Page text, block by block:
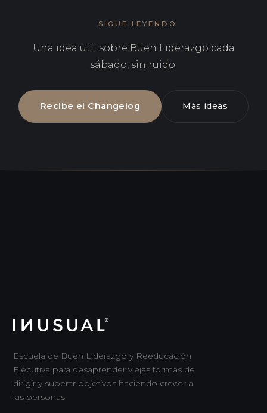
SIGUE LEYENDO
Una idea útil sobre Buen Liderazgo cada
sábado, sin ruido.
Recibe el Changelog Más ideas
Escuela de Buen Liderazgo y Reeducación
Ejecutiva para desaprender viejas formas de
dirigir y superar objetivos haciendo crecer a
las personas.